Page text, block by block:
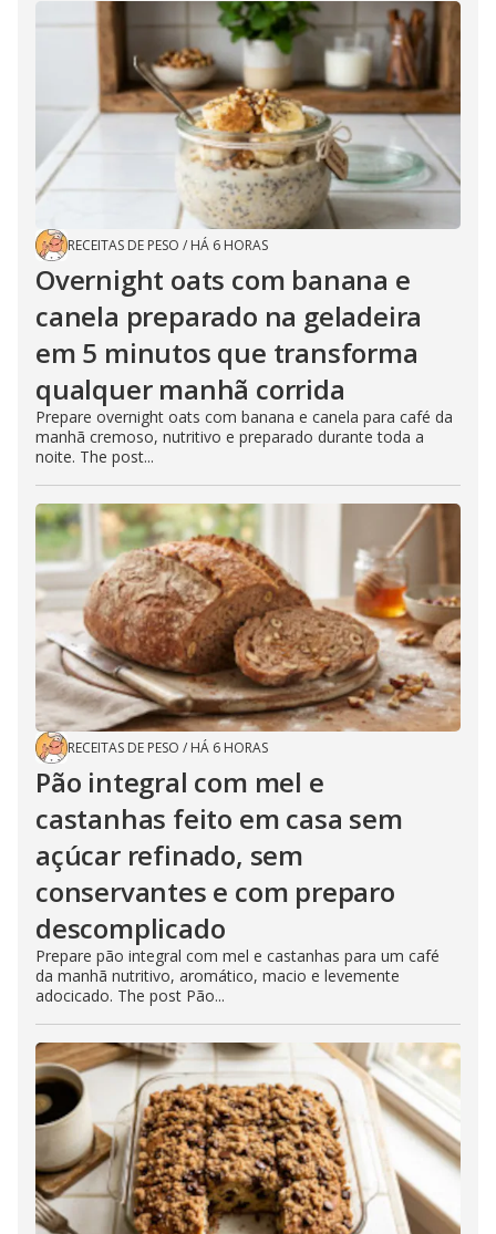
RECEITAS DE PESO / HÁ 6 HORAS
Overnight oats com banana e
canela preparado na geladeira
em 5 minutos que transforma
qualquer manhã corrida
Prepare overnight oats com banana e canela para café da
manhã cremoso, nutritivo e preparado durante toda a
noite. The post...
RECEITAS DE PESO / HÁ 6 HORAS
Pão integral com mel e
castanhas feito em casa sem
açúcar refinado, sem
conservantes e com preparo
descomplicado
Prepare pão integral com mel e castanhas para um café
da manhã nutritivo, aromático, macio e levemente
adocicado. The post Pão...